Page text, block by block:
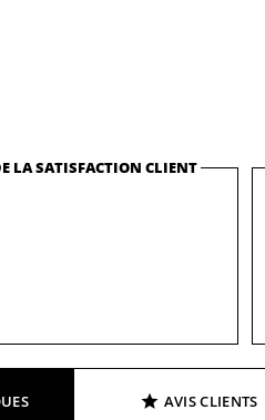
LA SATISFACTION CLIENT
AVIS CLIENTS